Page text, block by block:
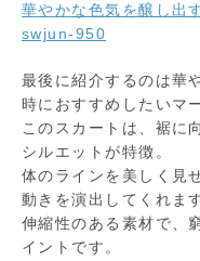
華やかな色気を醸し出
swjun-950
最後に紹介するのは華
時におすすめしたいマ
このスカートは、裾に
シルエットが特徴。
体のラインを美しく見
動きを演出してくれま
伸縮性のある素材で、
イントです。